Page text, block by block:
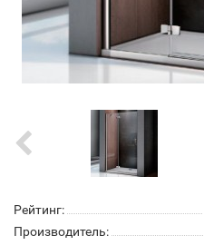
Рейтинг:
Производитель: